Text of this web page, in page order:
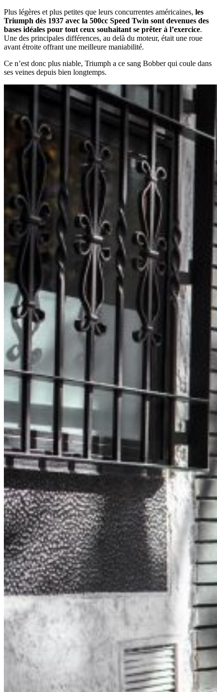
Plus légères et plus petites que leurs concurrentes américaines, les
Triumph dès 1937 avec la 500cc Speed Twin sont devenues des
bases idéales pour tout ceux souhaitant se prêter à l’exercice.
Une des principales différences, au delà du moteur, était une roue
avant étroite offrant une meilleure maniabilité.
Ce n’est donc plus niable, Triumph a ce sang Bobber qui coule dans
ses veines depuis bien longtemps.